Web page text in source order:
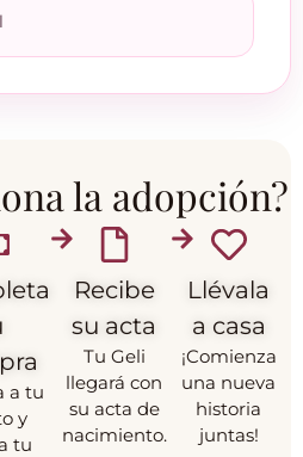
la adopción?
a tu
y
tu
Recibe
su acta
Tu Geli
llegará con
su acta de
nacimiento.
Llévala
a casa
¡Comienza
una nueva
historia
juntas!